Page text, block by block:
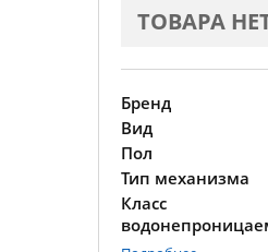
ТОВАРА
Бренд
Вид
Пол
Тип механизма
Класс